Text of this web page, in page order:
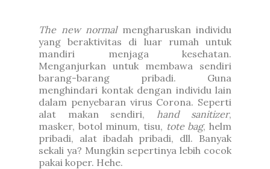
The new normalmengharuskan individu
yang beraktivitas di luar rumah untuk
mandiri menjaga kesehatan.
Menganjurkan untuk membawa sendiri
barang-barang pribadi. Guna
menghindari kontak dengan individu lain
dalam penyebaran virus Corona. Seperti
alat makan sendiri, hand sanitizer,
masker, botol minum, tisu, tote bag, helm
pribadi, alat ibadah pribadi, dll. Banyak
sekali ya? Mungkin sepertinya lebih cocok
pakai koper. Hehe.